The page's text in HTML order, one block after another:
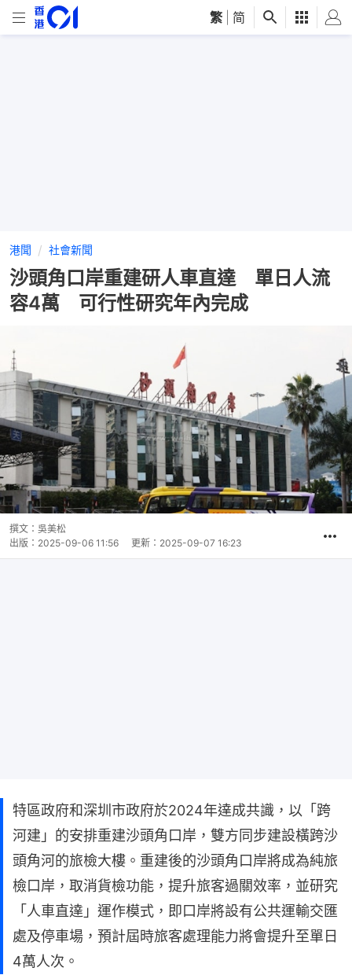
繁 简
港聞 社會新聞
沙頭角口岸重建研人車直達 單日人流
容4萬 可行性研究年內完成
撰文： 吳美松
出版： 2025-09-06 11:56 更新： 2025-09-07 16:23
特區政府和深圳市政府於2024年達成共識，以「跨
河建」的安排重建沙頭角口岸，雙方同步建設橫跨沙
頭角河的旅檢大樓。重建後的沙頭角口岸將成為純旅
檢口岸，取消貨檢功能，提升旅客過關效率，並研究
「人車直達」運作模式，即口岸將設有公共運輸交匯
處及停車場，預計屆時旅客處理能力將會提升至單日
4萬人次。